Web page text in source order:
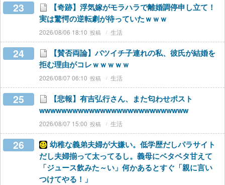
23
【奇跡】浮気嫁がモラハラで離婚調停申し立て！
実は驚愕の逆転劇が待っていたｗｗｗ
2026/08/06 18:10 生活
24
【賛否両論】バツイチ子連れの私、彼氏が結婚を
拒む理由がコレｗｗｗｗｗ
2026/08/07 06:10 生活
25
【悲報】有吉弘行さん、また匂わせポスト
wwwwwwwwwwwwwwwwwwwwwwwwwww
2026/08/07 15:00 生活
26
幼稚な義弟夫婦が大嫌い。低学歴だしパラサイト
だし夫婦揃って太ってるし。義母にベタベタ甘えて
「ジュース飲みた～い」何かあるとすぐ「親に言い
つけてやる！」